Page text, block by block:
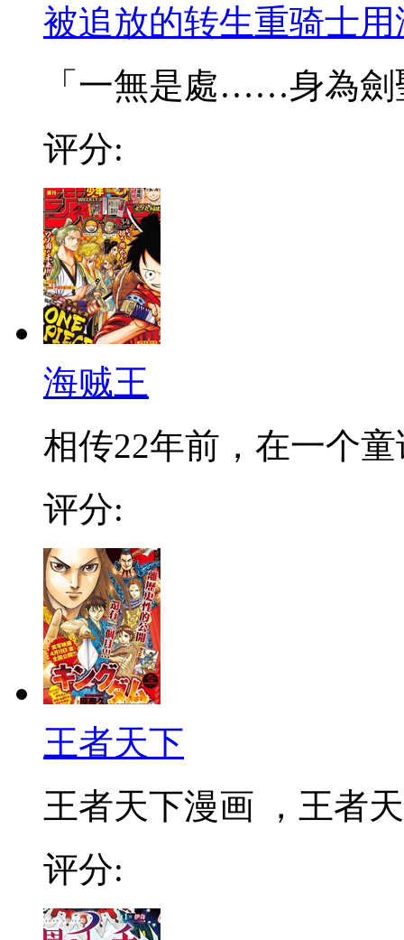
被追放的转生重骑士
「一無是處……身為劍
评分:
海贼王
相传22年前，在一个
评分:
王者天下
王者天下漫画 ，王者
评分: